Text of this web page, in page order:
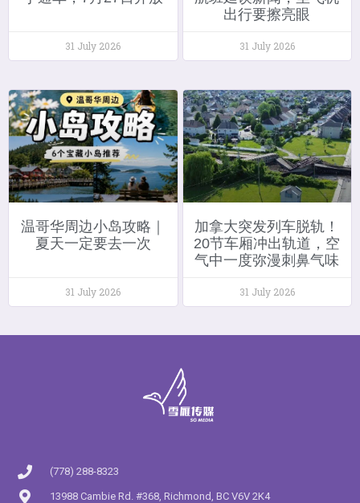
31 July 2026
出行要擦亮眼
31 July 2026
温哥华周边小岛攻略｜
夏天一定要去一次
31 July 2026
加拿大突发列车脱轨！
20节车厢冲出轨道，空
气中一度弥漫刺鼻气味
31 July 2026
(778) 288-8323
13988 Cambie Rd. #368, Richmond, BC V6V 2K4